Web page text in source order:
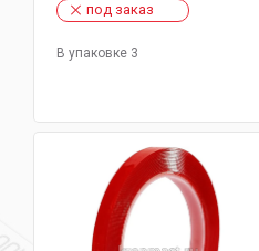
под заказ
В упаковке 3